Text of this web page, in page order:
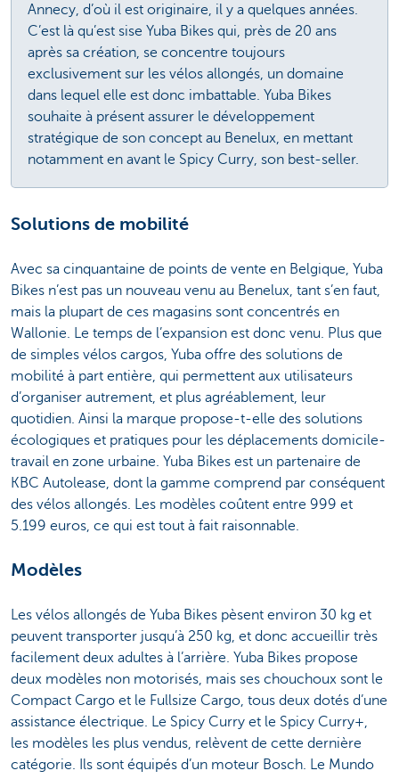
Annecy, d’où il est originaire, il y a quelques années.
C’est là qu’est sise Yuba Bikes qui, près de 20 ans
après sa création, se concentre toujours
exclusivement sur les vélos allongés, un domaine
dans lequel elle est donc imbattable. Yuba Bikes
souhaite à présent assurer le développement
stratégique de son concept au Benelux, en mettant
notamment en avant le Spicy Curry, son best-seller.
Solutions de mobilité
Avec sa cinquantaine de points de vente en Belgique, Yuba
Bikes n’est pas un nouveau venu au Benelux, tant s’en faut,
mais la plupart de ces magasins sont concentrés en
Wallonie. Le temps de l’expansion est donc venu. Plus que
de simples vélos cargos, Yuba offre des solutions de
mobilité à part entière, qui permettent aux utilisateurs
d’organiser autrement, et plus agréablement, leur
quotidien. Ainsi la marque propose-t-elle des solutions
écologiques et pratiques pour les déplacements domicile-
travail en zone urbaine. Yuba Bikes est un partenaire de
KBC Autolease, dont la gamme comprend par conséquent
des vélos allongés. Les modèles coûtent entre 999 et
5.199 euros, ce qui est tout à fait raisonnable.
Modèles
Les vélos allongés de Yuba Bikes pèsent environ 30 kg et
peuvent transporter jusqu’à 250 kg, et donc accueillir très
facilement deux adultes à l’arrière. Yuba Bikes propose
deux modèles non motorisés, mais ses chouchoux sont le
Compact Cargo et le Fullsize Cargo, tous deux dotés d’une
assistance électrique. Le Spicy Curry et le Spicy Curry+,
les modèles les plus vendus, relèvent de cette dernière
catégorie. Ils sont équipés d’un moteur Bosch. Le Mundo